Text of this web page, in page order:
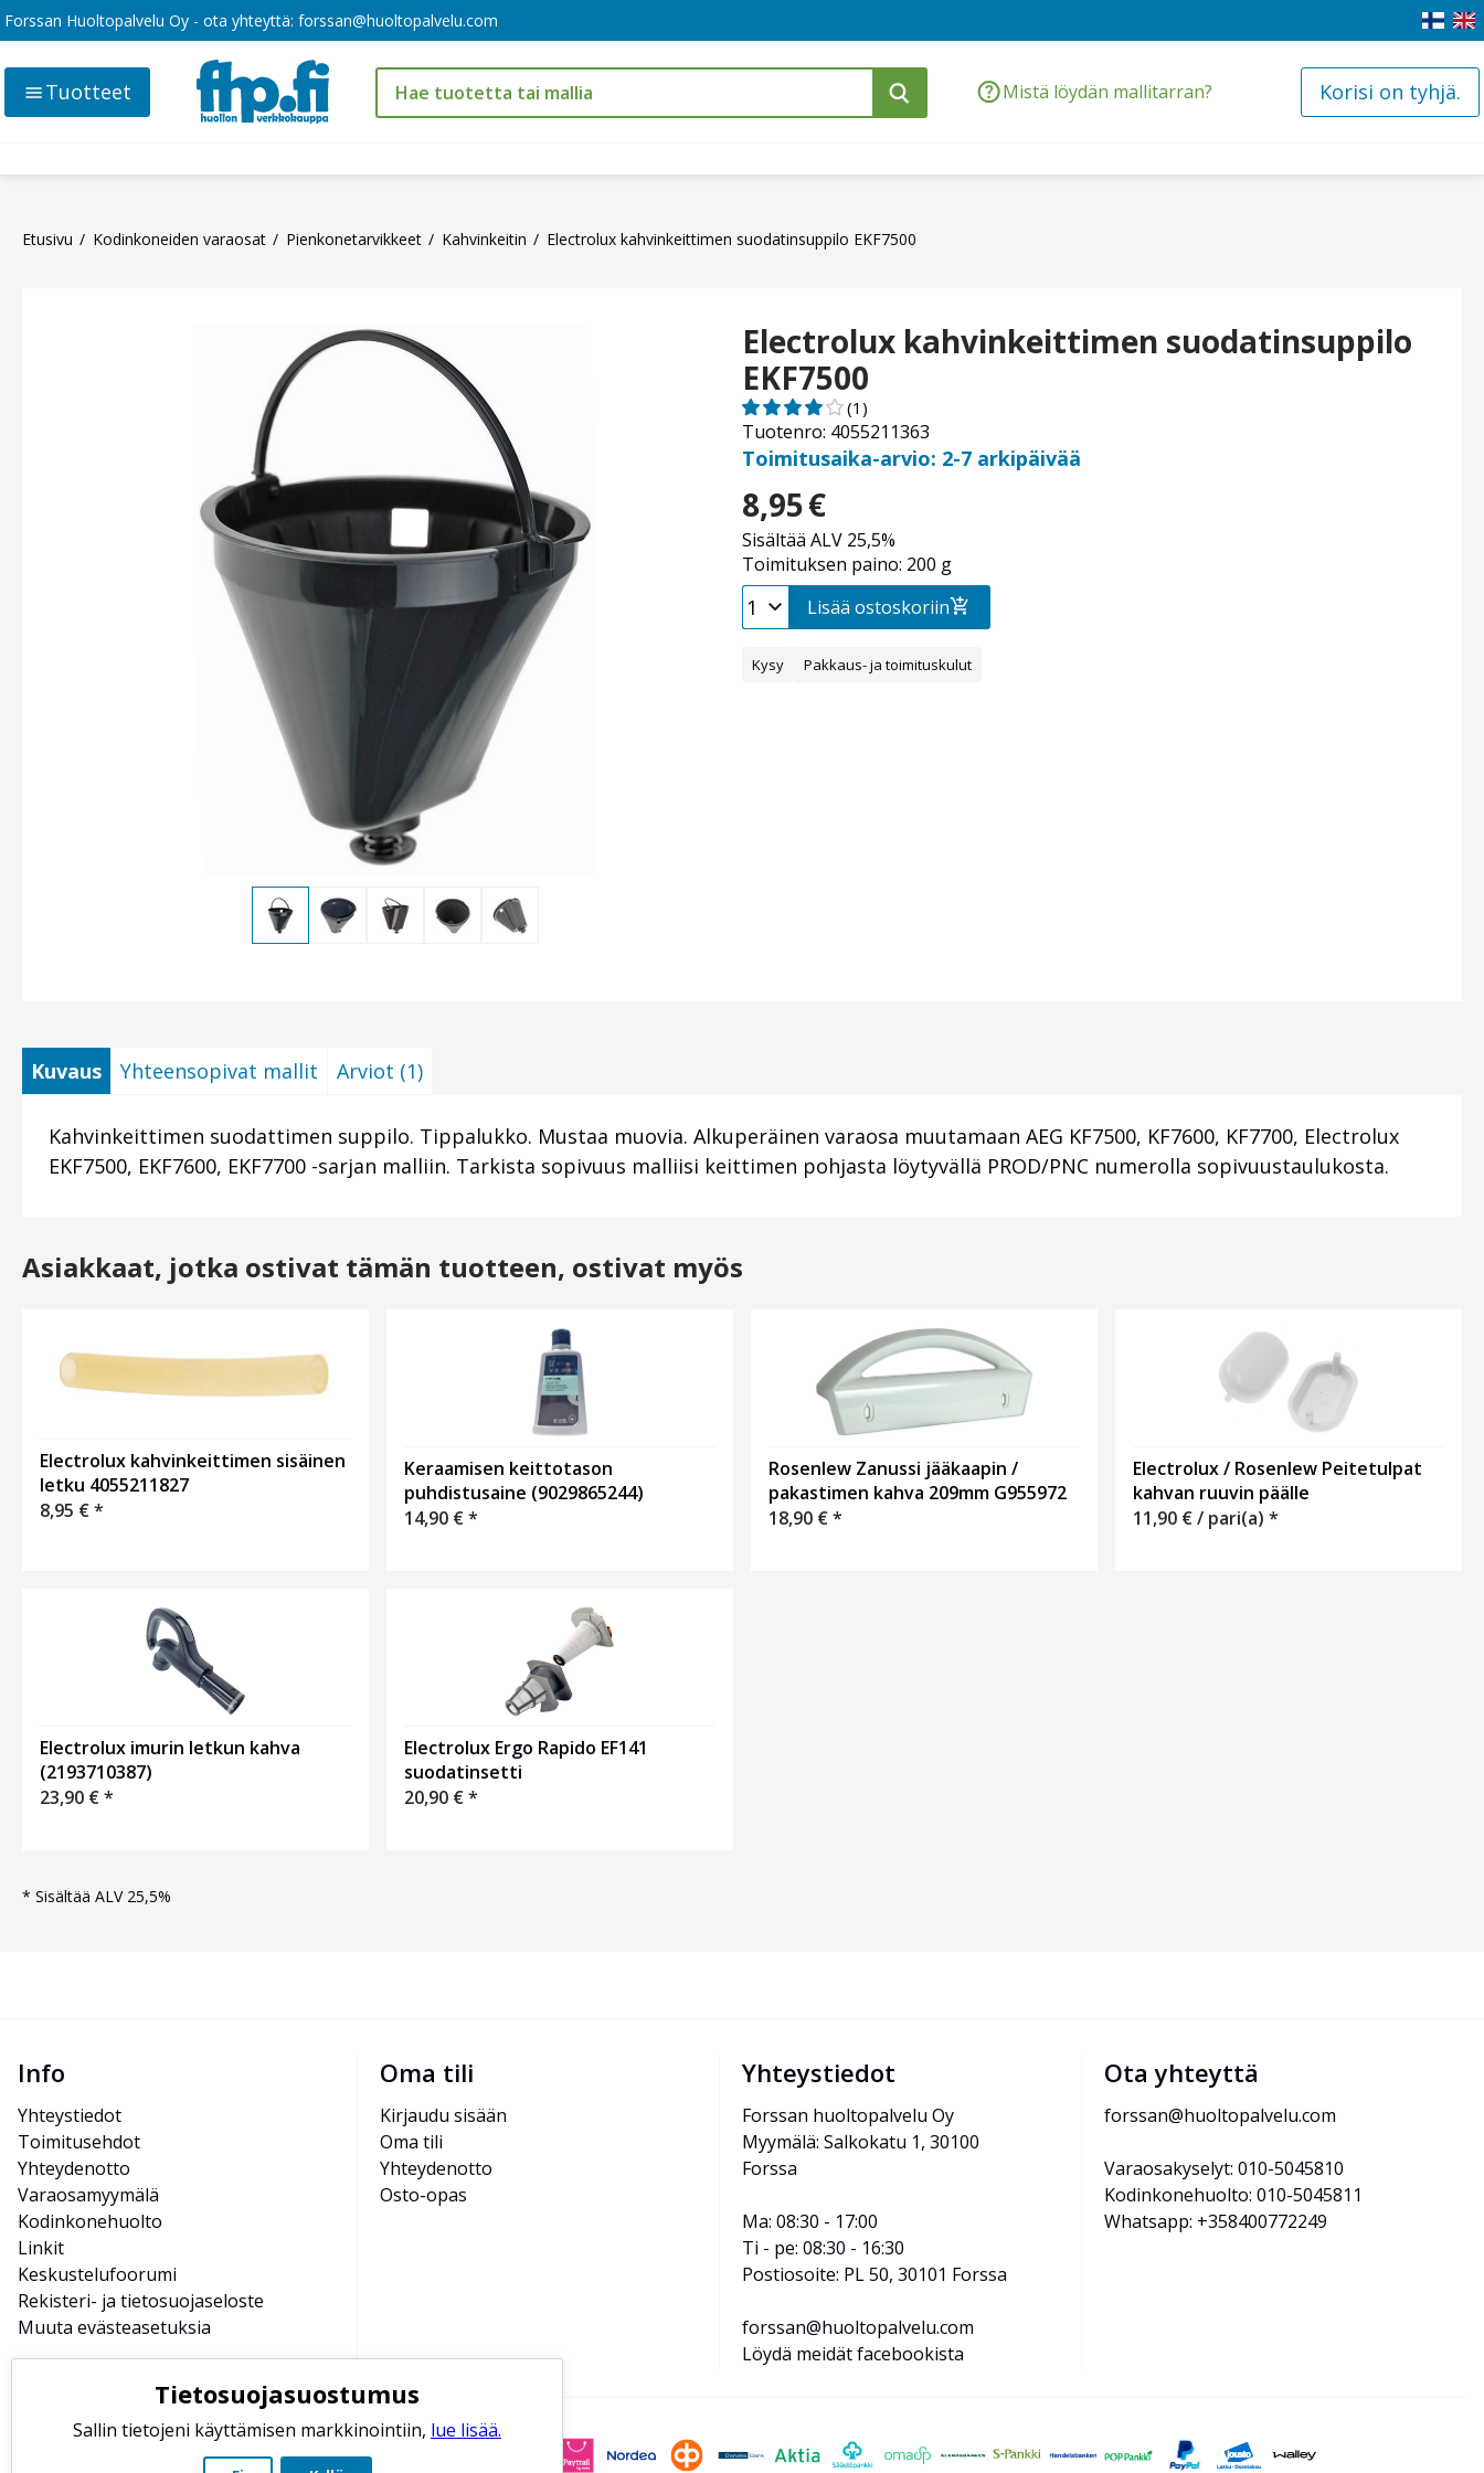
Forssan Huoltopalvelu Oy - ota yhteyttä: forssan@huoltopalvelu.com
Mistä löydän mallitarran? Korisi on tyhjä.
Tuotteet
Etusivu Kodinkoneiden varaosat Pienkonetarvikkeet Kahvinkeitin Electrolux kahvinkeittimen suodatinsuppilo EKF7500
Electrolux kahvinkeittimen suodatinsuppilo
EKF7500
Tuotenro: 4055211363
(1)
Toimitusaika-arvio: 2-7 arkipäivää
8,95€
Sisältää ALV 25,5%
Toimituksen paino: 200 g
Lisää ostoskoriin
Kysy Pakkaus- ja toimituskulut
Kuvaus Yhteensopivat mallit Arviot (1)
Kahvinkeittimen suodattimen suppilo. Tippalukko. Mustaa muovia. Alkuperäinen varaosa muutamaan AEG KF7500, KF7600, KF7700, Electrolux
EKF7500, EKF7600, EKF7700 -sarjan malliin. Tarkista sopivuus malliisi keittimen pohjasta löytyvällä PROD/PNC numerolla sopivuustaulukosta.
Asiakkaat, jotka ostivat tämän tuotteen, ostivat myös
Electrolux kahvinkeittimen sisäinen
letku 4055211827
8,95 €*
Keraamisen keittotason
puhdistusaine (9029865244)
14,90 €*
Rosenlew Zanussi jääkaapin /
pakastimen kahva 209mm G955972
18,90 €*
Electrolux / Rosenlew Peitetulpat
kahvan ruuvin päälle
11,90 €/ pari(a) *
Electrolux imurin letkun kahva
(2193710387)
23,90 €*
Electrolux Ergo Rapido EF141
suodatinsetti
20,90 €*
* Sisältää ALV 25,5%
Info
Yhteystiedot
Toimitusehdot
Yhteydenotto
Varaosamyymälä
Kodinkonehuolto
Linkit
Keskustelufoorumi
Rekisteri- ja tietosuojaseloste
Muuta evästeasetuksia
Oma tili
Kirjaudu sisään
Oma tili
Yhteydenotto
Osto-opas
Yhteystiedot
Forssan huoltopalvelu Oy
Myymälä: Salkokatu 1, 30100
Forssa
Ma: 08:30 - 17:00
Ti - pe: 08:30 - 16:30
Postiosoite: PL 50, 30101 Forssa
forssan@huoltopalvelu.com
Löydä meidät facebookista
Ota yhteyttä
forssan@huoltopalvelu.com
Varaosakyselyt: 010-5045810
Kodinkonehuolto: 010-5045811
Whatsapp: +358400772249
Tietosuojasuostumus
Sallin tietojeni käyttämisen markkinointiin, lue lisää.